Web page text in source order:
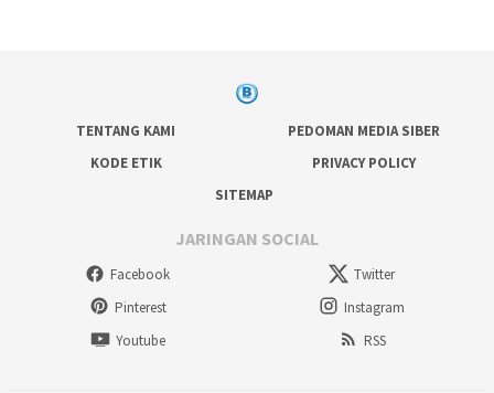
TENTANG KAMI
PEDOMAN MEDIA SIBER
KODE ETIK
PRIVACY POLICY
SITEMAP
JARINGAN SOCIAL
Facebook
Twitter
Pinterest
Instagram
Youtube
RSS